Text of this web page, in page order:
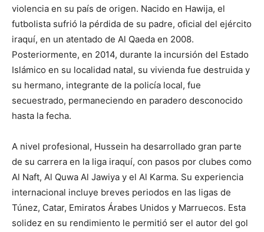
violencia en su país de origen. Nacido en Hawija, el
futbolista sufrió la pérdida de su padre, oficial del ejército
iraquí, en un atentado de Al Qaeda en 2008.
Posteriormente, en 2014, durante la incursión del Estado
Islámico en su localidad natal, su vivienda fue destruida y
su hermano, integrante de la policía local, fue
secuestrado, permaneciendo en paradero desconocido
hasta la fecha.
A nivel profesional, Hussein ha desarrollado gran parte
de su carrera en la liga iraquí, con pasos por clubes como
Al Naft, Al Quwa Al Jawiya y el Al Karma. Su experiencia
internacional incluye breves periodos en las ligas de
Túnez, Catar, Emiratos Árabes Unidos y Marruecos. Esta
solidez en su rendimiento le permitió ser el autor del gol